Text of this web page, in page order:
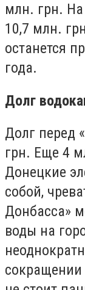
млн. грн.
10,7 млн.
останется
года.
Долг
Долг перед
грн. Еще 4
Донецкие
собой,
Донбасса»
воды на
сокращении